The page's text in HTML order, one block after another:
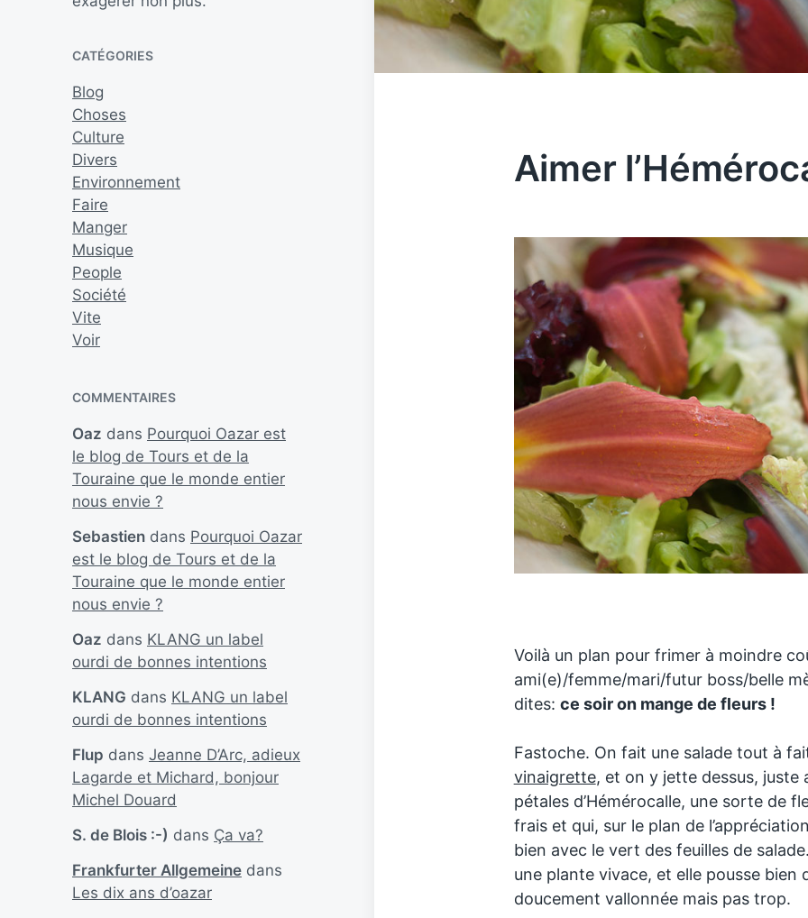
CATÉGORIES
Blog
Choses
Culture
Divers
Environnement
Faire
Manger
Musique
People
Société
Vite
Voir
COMMENTAIRES
Oaz dans Pourquoi Oazar est
le blog de Tours et de la
Touraine que le monde entier
nous envie ?
Sebastien dans Pourquoi Oazar
est le blog de Tours et de la
Touraine que le monde entier
nous envie ?
Oaz dans KLANG un label
ourdi de bonnes intentions
KLANG dans KLANG un label
ourdi de bonnes intentions
Flup dans Jeanne D’Arc, adieux
Lagarde et Michard, bonjour
Michel Douard
S. de Blois :-) dans Ça va?
Frankfurter Allgemeine dans
Les dix ans d’oazar
Aimer
Voilà un plan pour frimer à moindre
ami(e)/femme/mari/futur boss/belle
dites: ce soir on mange de fleurs !
Fastoche. On fait une salade tout à
vinaigrette, et on y jette dessus, juste
pétales d’Hémérocalle, une sorte de
frais et qui, sur le plan de
bien avec le vert des feuilles de
une plante vivace, et elle pousse bien
doucement vallonnée mais pas trop.